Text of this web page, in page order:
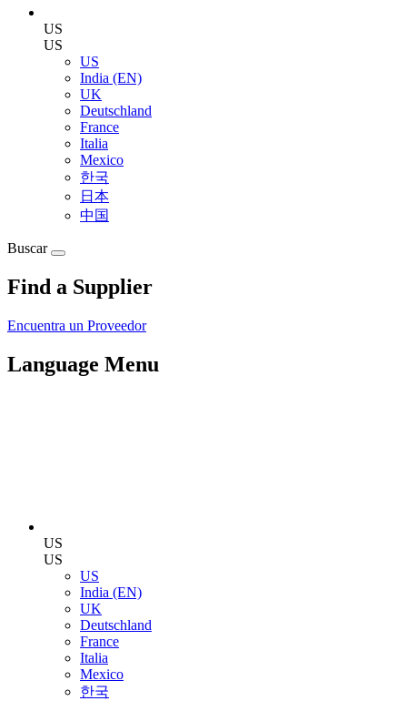
US
US
US
India (EN)
UK
Deutschland
France
Italia
Mexico
한국
日本
中国
Buscar
Find a Supplier
Encuentra un Proveedor
Language Menu
US
US
US
India (EN)
UK
Deutschland
France
Italia
Mexico
한국